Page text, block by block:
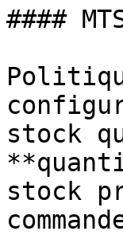
####
stock
stock